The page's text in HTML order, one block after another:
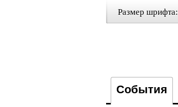
Размер шрифта:
События